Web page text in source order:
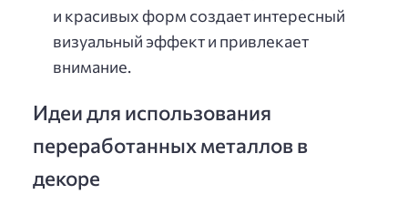
и красивых форм создает интересный
визуальный эффект и привлекает
внимание.
Идеи для использования
переработанных металлов в
декоре